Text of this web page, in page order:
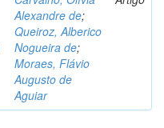
Alexandre de;
Queiroz, Alberico
Nogueira de;
Moraes, Flávio
Augusto de
Aguiar